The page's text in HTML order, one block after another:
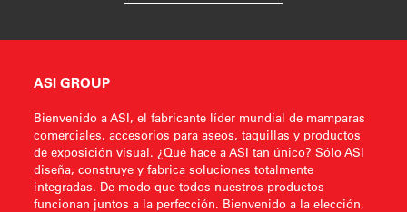
ASI GROUP
Bienvenido a ASI, el fabricante líder mundial de mamparas
comerciales, accesorios para aseos, taquillas y productos
de exposición visual. ¿Qué hace a ASI tan único? Sólo ASI
diseña, construye y fabrica soluciones totalmente
integradas. De modo que todos nuestros productos
funcionan juntos a la perfección. Bienvenido a la elección,